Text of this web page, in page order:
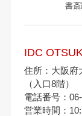
書斎
IDC
住所：大阪府
（入口8階）
電話番号：
営業時間：